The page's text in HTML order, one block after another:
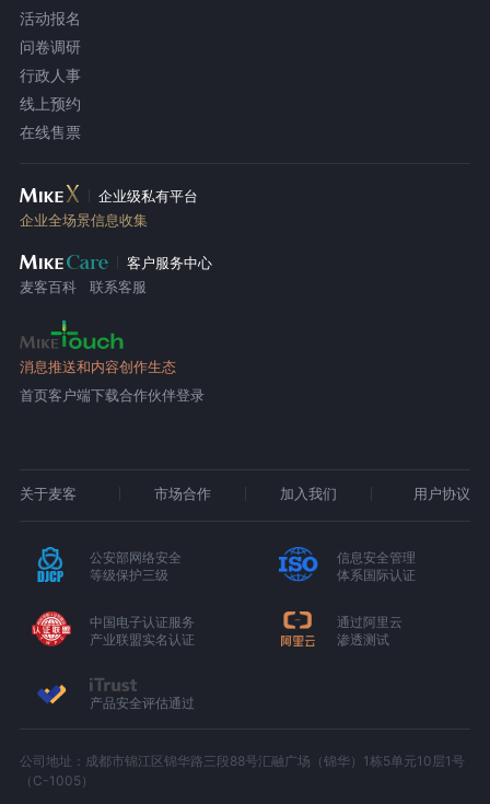
活动报名
问卷调研
行政人事
线上预约
在线售票
企业级私有平台
企业全场景信息收集
客户服务中心
麦客百科
联系客服
消息推送和内容创作生态
首页客户端下载合作伙伴登录
关于麦客 市场合作 加入我们 用户协议
公安部网络安全
等级保护三级
信息安全管理
体系国际认证
中国电子认证服务
产业联盟实名认证
通过阿里云
渗透测试
产品安全评估通过
公司地址：成都市锦江区锦华路三段88号汇融广场（锦华）1栋5单元10层1号
（C-1005）